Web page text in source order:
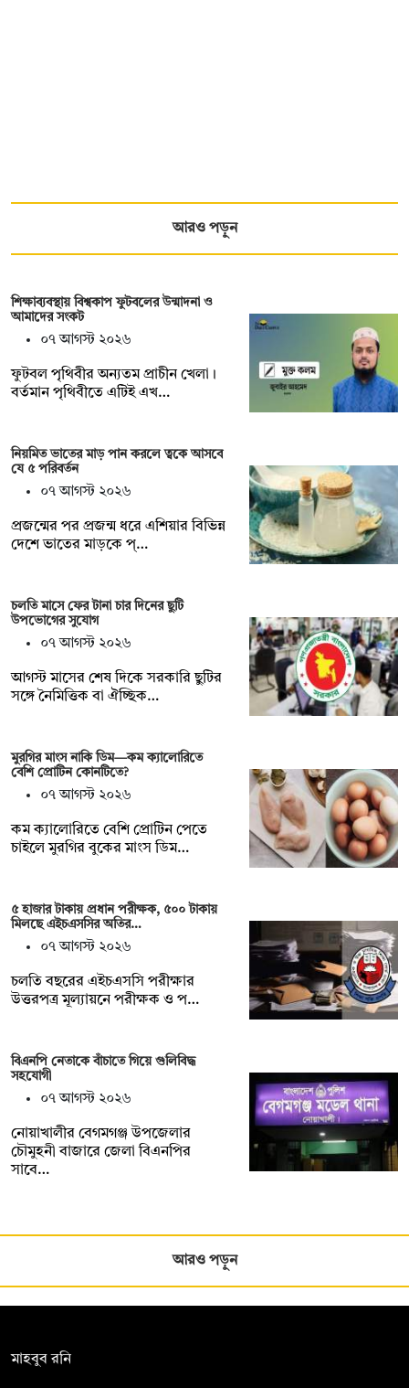
আরও পড়ুন
শিক্ষাব্যবস্থায় বিশ্বকাপ ফুটবলের উন্মাদনা ও
আমাদের সংকট
০৭ আগস্ট ২০২৬
ফুটবল পৃথিবীর অন্যতম প্রাচীন খেলা।
বর্তমান পৃথিবীতে এটিই এখ…
নিয়মিত ভাতের মাড় পান করলে ত্বকে আসবে
যে ৫ পরিবর্তন
০৭ আগস্ট ২০২৬
প্রজন্মের পর প্রজন্ম ধরে এশিয়ার বিভিন্ন
দেশে ভাতের মাড়কে প্…
চলতি মাসে ফের টানা চার দিনের ছুটি
উপভোগের সুযোগ
০৭ আগস্ট ২০২৬
আগস্ট মাসের শেষ দিকে সরকারি ছুটির
সঙ্গে নৈমিত্তিক বা ঐচ্ছিক…
মুরগির মাংস নাকি ডিম—কম ক্যালোরিতে
বেশি প্রোটিন কোনটিতে?
০৭ আগস্ট ২০২৬
কম ক্যালোরিতে বেশি প্রোটিন পেতে
চাইলে মুরগির বুকের মাংস ডিম…
৫ হাজার টাকায় প্রধান পরীক্ষক, ৫০০ টাকায়
মিলছে এইচএসসির অতির…
০৭ আগস্ট ২০২৬
চলতি বছরের এইচএসসি পরীক্ষার
উত্তরপত্র মূল্যায়নে পরীক্ষক ও প…
বিএনপি নেতাকে বাঁচাতে গিয়ে গুলিবিদ্ধ
সহযোগী
০৭ আগস্ট ২০২৬
নোয়াখালীর বেগমগঞ্জ উপজেলার
চৌমুহনী বাজারে জেলা বিএনপির
সাবে…
আরও পড়ুন
মাহবুব রনি